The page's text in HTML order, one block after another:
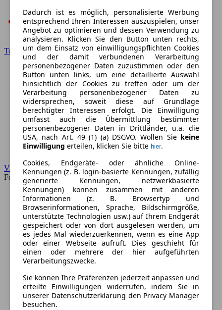
Toyota
VW
Forum
Dadurch ist es möglich, personalisierte Werbung
entsprechend Ihren Interessen auszuspielen, unser
Angebot zu optimieren und dessen Verwendung zu
analysieren. Klicken Sie den Button unten rechts,
um dem Einsatz von einwilligungspflichten Cookies
und der damit verbundenen Verarbeitung
personenbezogener Daten zuzustimmen oder den
Button unten links, um eine detaillierte Auswahl
hinsichtlich der Cookies zu treffen oder um der
Verarbeitung personenbezogener Daten zu
widersprechen, soweit diese auf Grundlage
berechtigter Interessen erfolgt. Die Einwilligung
umfasst auch die Übermittlung bestimmter
personenbezogener Daten in Drittländer, u.a. die
USA, nach Art. 49 (1) (a) DSGVO. Wollen Sie keine
Einwilligung erteilen, klicken Sie bitte hier.
Cookies, Endgeräte- oder ähnliche Online-
Kennungen (z. B. login-basierte Kennungen, zufällig
generierte Kennungen, netzwerkbasierte
Kennungen) können zusammen mit anderen
Informationen (z. B. Browsertyp und
Browserinformationen, Sprache, Bildschirmgröße,
unterstützte Technologien usw.) auf Ihrem Endgerät
gespeichert oder von dort ausgelesen werden, um
es jedes Mal wiederzuerkennen, wenn es eine App
oder einer Webseite aufruft. Dies geschieht für
einen oder mehrere der hier aufgeführten
Verarbeitungszwecke.
Sie können Ihre Präferenzen jederzeit anpassen und
erteilte Einwilligungen widerrufen, indem Sie in
unserer Datenschutzerklärung den Privacy Manager
besuchen.